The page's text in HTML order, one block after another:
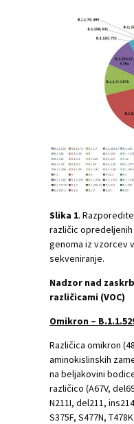
Slika 1.
različic
genoma iz vzorcev
sekveniranje.
Nadzor nad
različicami (VOC)
Omikron –
Različica omikron
aminokislinskih
na beljakovini
različico (A67V,
N211I, del211,
S375F, S477N,